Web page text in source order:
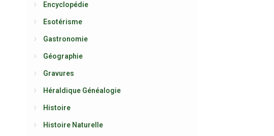
Encyclopédie
Esotérisme
Gastronomie
Géographie
Gravures
Héraldique Généalogie
Histoire
Histoire Naturelle